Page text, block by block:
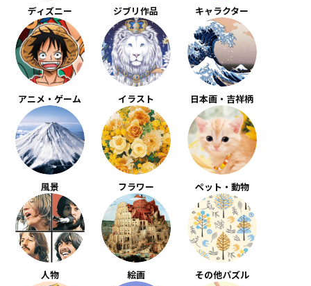
ディズニー ジブリ作品 キャラクター
アニメ・ゲーム イラスト 日本画・吉祥柄
風景 フラワー ペット・動物
人物 絵画 その他パズル